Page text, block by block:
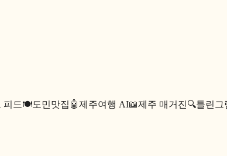
피드🍽️도민맛집 🤖제주여행 AI📖제주 매거진🔍틀린그